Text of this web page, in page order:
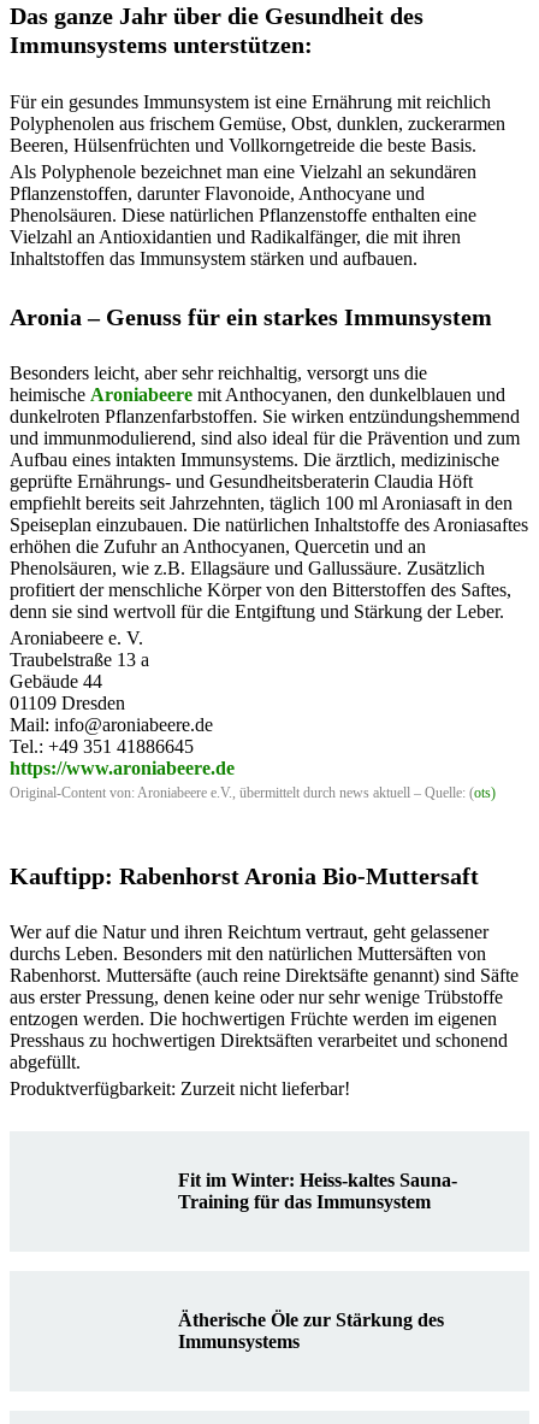
Das ganze Jahr über die Gesundheit des
Immunsystems unterstützen:
Für ein gesundes Immunsystem ist eine Ernährung mit reichlich
Polyphenolen aus frischem Gemüse, Obst, dunklen, zuckerarmen
Beeren, Hülsenfrüchten und Vollkorngetreide die beste Basis.
Als Polyphenole bezeichnet man eine Vielzahl an sekundären
Pflanzenstoffen, darunter Flavonoide, Anthocyane und
Phenolsäuren. Diese natürlichen Pflanzenstoffe enthalten eine
Vielzahl an Antioxidantien und Radikalfänger, die mit ihren
Inhaltstoffen das Immunsystem stärken und aufbauen.
Aronia – Genuss für ein starkes Immunsystem
Besonders leicht, aber sehr reichhaltig, versorgt uns die
heimische Aroniabeere mit Anthocyanen, den dunkelblauen und
dunkelroten Pflanzenfarbstoffen. Sie wirken entzündungshemmend
und immunmodulierend, sind also ideal für die Prävention und zum
Aufbau eines intakten Immunsystems. Die ärztlich, medizinische
geprüfte Ernährungs- und Gesundheitsberaterin Claudia Höft
empfiehlt bereits seit Jahrzehnten, täglich 100 ml Aroniasaft in den
Speiseplan einzubauen. Die natürlichen Inhaltstoffe des Aroniasaftes
erhöhen die Zufuhr an Anthocyanen, Quercetin und an
Phenolsäuren, wie z.B. Ellagsäure und Gallussäure. Zusätzlich
profitiert der menschliche Körper von den Bitterstoffen des Saftes,
denn sie sind wertvoll für die Entgiftung und Stärkung der Leber.
Aroniabeere e. V.
Traubelstraße 13 a
Gebäude 44
01109 Dresden
Mail: info@aroniabeere.de
Tel.: +49 351 41886645
https://www.aroniabeere.de
Original-Content von: Aroniabeere e.V., übermittelt durch news aktuell – Quelle: (ots)
Kauftipp: Rabenhorst Aronia Bio-Muttersaft
Wer auf die Natur und ihren Reichtum vertraut, geht gelassener
durchs Leben. Besonders mit den natürlichen Muttersäften von
Rabenhorst. Muttersäfte (auch reine Direktsäfte genannt) sind Säfte
aus erster Pressung, denen keine oder nur sehr wenige Trübstoffe
entzogen werden. Die hochwertigen Früchte werden im eigenen
Presshaus zu hochwertigen Direktsäften verarbeitet und schonend
abgefüllt.
Produktverfügbarkeit: Zurzeit nicht lieferbar!
Fit im Winter: Heiss-kaltes Sauna-
Training für das Immunsystem
Ätherische Öle zur Stärkung des
Immunsystems